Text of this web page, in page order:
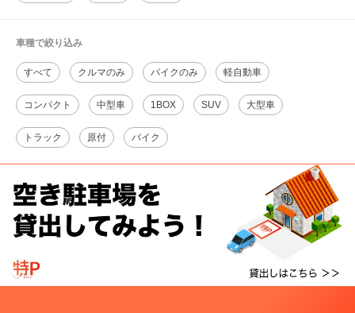
車種で絞り込み
すべて クルマのみ バイクのみ 軽自動車
コンパクト 中型車 1BOX SUV 大型車
トラック 原付 バイク